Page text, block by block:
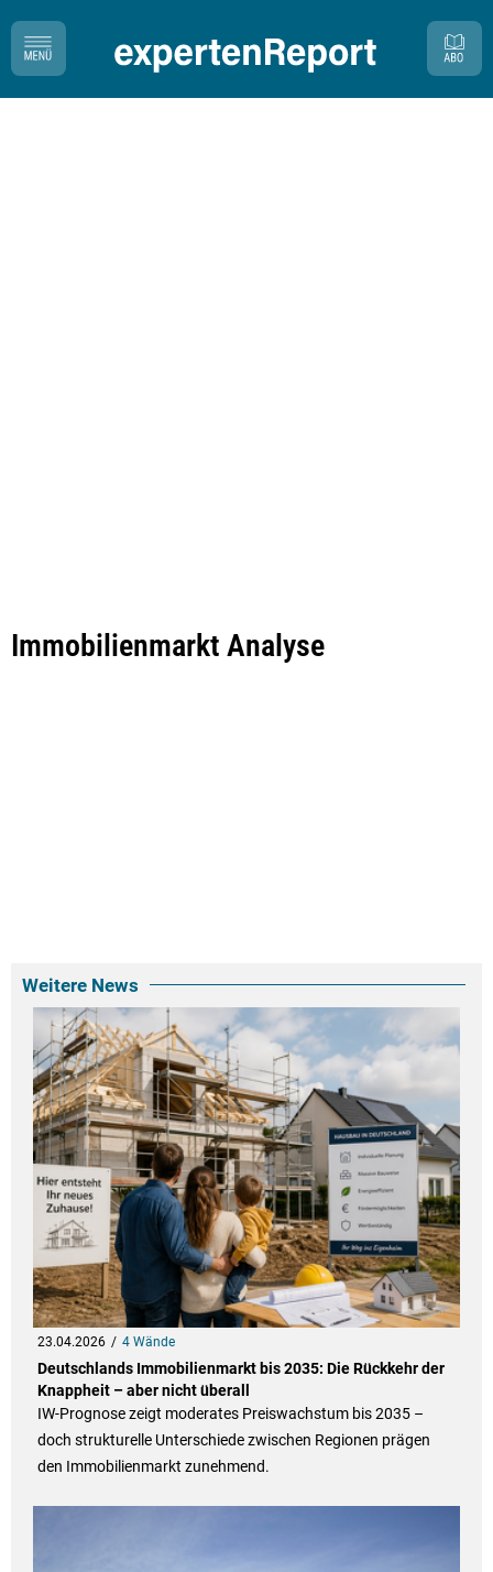
Immobilienmarkt Analyse
Weitere News
23.04.2026 4 Wände
Deutschlands Immobilienmarkt bis 2035: Die Rückkehr der
Knappheit – aber nicht überall
IW-Prognose zeigt moderates Preiswachstum bis 2035 –
doch strukturelle Unterschiede zwischen Regionen prägen
den Immobilienmarkt zunehmend.